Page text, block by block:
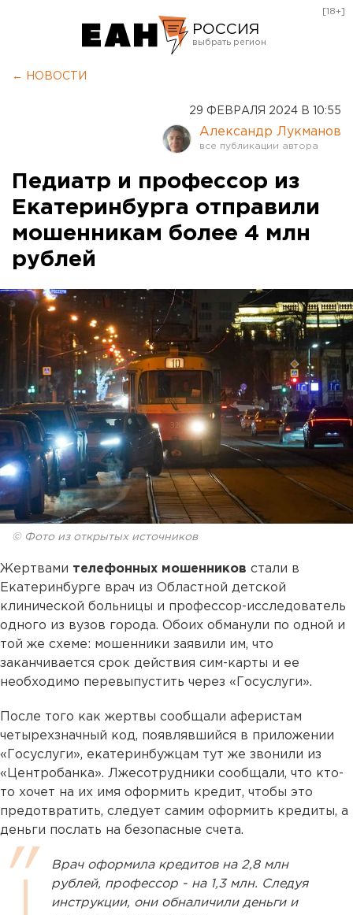
РОССИЯ
Оренбург
[18+]
← НОВОСТИ
29 ФЕВРАЛЯ 2024 В 10:55
Александр Лукманов
Педиатр и профессор из
Екатеринбурга отправили
мошенникам более 4 млн
рублей
© Фото из открытых источников
Жертвами телефонных мошенников стали в
Екатеринбурге врач из Областной детской
клинической больницы и профессор-исследователь
одного из вузов города. Обоих обманули по одной и
той же схеме: мошенники заявили им, что
заканчивается срок действия сим-карты и ее
необходимо перевыпустить через «Госуслуги».
После того как жертвы сообщали аферистам
четырехзначный код, появлявшийся в приложении
«Госуслуги», екатеринбужцам тут же звонили из
«Центробанка». Лжесотрудники сообщали, что кто-
то хочет на их имя оформить кредит, чтобы это
предотвратить, следует самим оформить кредиты, а
деньги послать на безопасные счета.
Врач оформила кредитов на 2,8 млн
рублей, профессор - на 1,3 млн. Следуя
инструкции, они обналичили деньги и